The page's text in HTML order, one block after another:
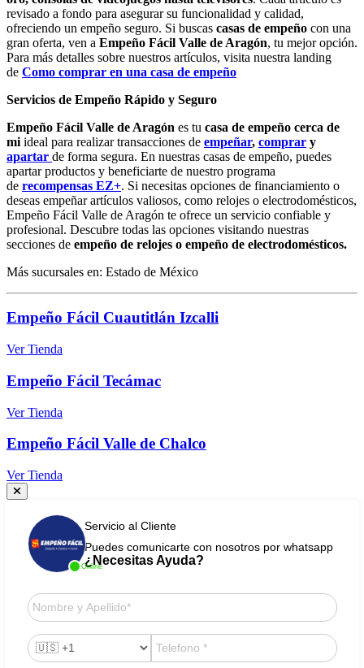
revisado a fondo para asegurar su funcionalidad y calidad,
ofreciendo un empeño seguro. Si buscas casas de empeño con una
gran oferta, ven a Empeño Fácil Valle de Aragón, tu mejor opción.
Para más detalles sobre nuestros artículos, visita nuestra landing
de Como comprar en una casa de empeño
Servicios de Empeño Rápido y Seguro
Empeño Fácil Valle de Aragón es tu casa de empeño cerca de
mi ideal para realizar transacciones de empeñar, comprar y
apartar de forma segura. En nuestras casas de empeño, puedes
apartar productos y beneficiarte de nuestro programa
de recompensas EZ+. Si necesitas opciones de financiamiento o
deseas empeñar artículos valiosos, como relojes o electrodomésticos,
Empeño Fácil Valle de Aragón te ofrece un servicio confiable y
profesional. Descubre todas las opciones visitando nuestras
secciones de empeño de relojes o empeño de electrodomésticos.
Más sucursales en: Estado de México
Empeño Fácil Cuautitlán Izcalli
Ver Tienda
Empeño Fácil Tecámac
Ver Tienda
Empeño Fácil Valle de Chalco
Ver Tienda
Online
Servicio al Cliente
Puedes comunicarte con nosotros por whatsapp
¿Necesitas Ayuda?